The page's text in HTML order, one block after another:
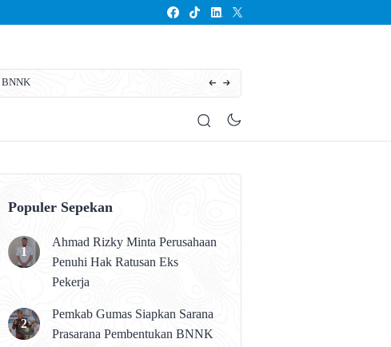
BNNK Seluruh Anak Kalteng Harus Memperoleh
Populer Sepekan
Ahmad Rizky Minta Perusahaan
Penuhi Hak Ratusan Eks
Pekerja
Pemkab Gumas Siapkan Sarana
Prasarana Pembentukan BNNK